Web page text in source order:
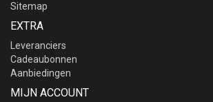
Sitemap
EXTRA
Leveranciers
Cadeaubonnen
Aanbiedingen
MIJN ACCOUNT